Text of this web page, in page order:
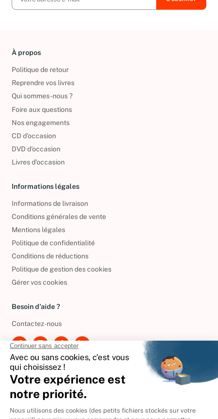
À propos
Politique de retour
Reprendre vos livres
Qui sommes-nous ?
Foire aux questions
Nos engagements
CD d'occasion
DVD d'occasion
Livres d’occasion
Informations légales
Informations de livraison
Conditions générales de vente
Mentions légales
Politique de confidentialité
Conditions de réductions
Politique de gestion des cookies
Gérer vos cookies
Besoin d'aide ?
Contactez-nous
International
🇪🇸 Espagne
🇩🇪Allemagne
🇮🇹 Italie